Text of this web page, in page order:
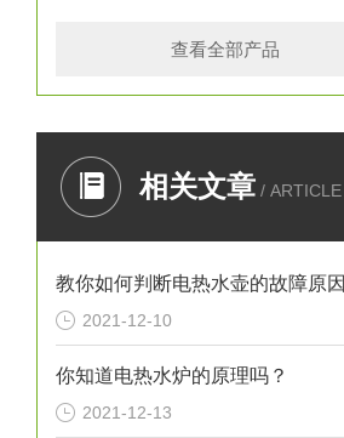
查看全部产品
相关文章 / ARTICLE
教你如何判断电热水壶的故障原因
2021-12-10
你知道电热水炉的原理吗？
2021-12-13